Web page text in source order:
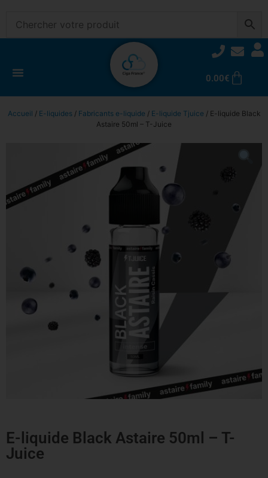
0.00€
Accueil / E-liquides/ Fabricants e-liquide / E-liquide Tjuice / E-liquide Black
Astaire 50ml – T-Juice
E-liquide Black Astaire 50ml – T-
Juice